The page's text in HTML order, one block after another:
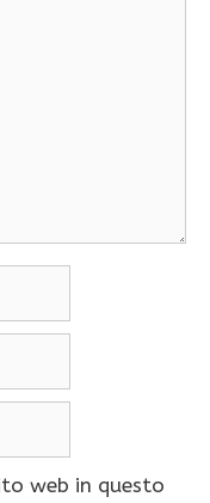
web in questo